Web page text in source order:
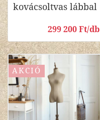
kovácsoltvas lábbal
299 200 Ft/db
AKCIÓ